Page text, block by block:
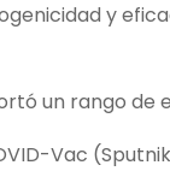
y
un rango de
Vac